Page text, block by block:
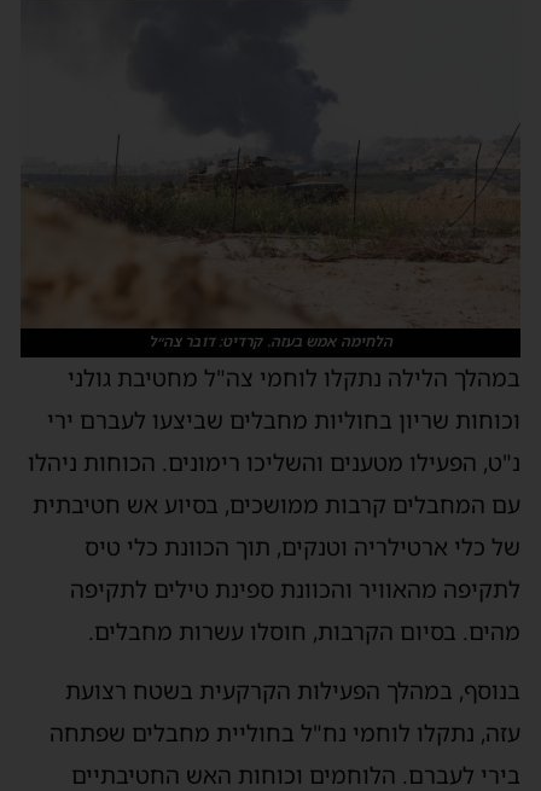
הלחימה אמש בעזה. קרדיט: דובר צה״ל
במהלך הלילה נתקלו לוחמי צה"ל מחטיבת גולני
וכוחות שריון בחוליות מחבלים שביצעו לעברם ירי
נ"ט, הפעילו מטענים והשליכו רימונים. הכוחות ניהלו
עם המחבלים קרבות ממושכים, בסיוע אש חטיבתית
של כלי ארטילריה וטנקים, תוך הכוונת כלי טיס
לתקיפה מהאוויר והכוונת ספינת טילים לתקיפה
מהים. בסיום הקרבות, חוסלו עשרות מחבלים.
בנוסף, במהלך הפעילות הקרקעית בשטח רצועת
עזה, נתקלו לוחמי נח"ל בחוליית מחבלים שפתחה
בירי לעברם. הלוחמים וכוחות האש החטיבתיים